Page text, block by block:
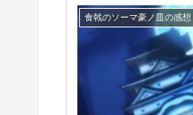
食戟のソーマ豪ノ皿の感想